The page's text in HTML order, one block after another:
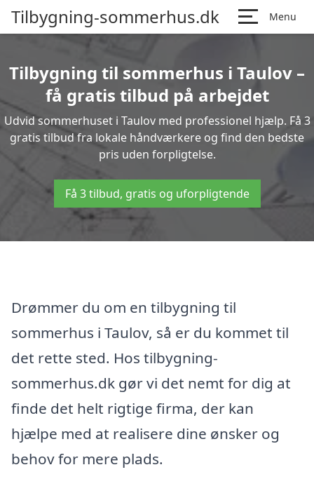
Tilbygning-sommerhus.dk Menu
Tilbygning til sommerhus i Taulov –
få gratis tilbud på arbejdet
Udvid sommerhuset i Taulov med professionel hjælp. Få 3
gratis tilbud fra lokale håndværkere og find den bedste
pris uden forpligtelse.
Få 3 tilbud, gratis og uforpligtende
Drømmer du om en tilbygning til
sommerhus i Taulov, så er du kommet til
det rette sted. Hos tilbygning-
sommerhus.dk gør vi det nemt for dig at
finde det helt rigtige firma, der kan
hjælpe med at realisere dine ønsker og
behov for mere plads.